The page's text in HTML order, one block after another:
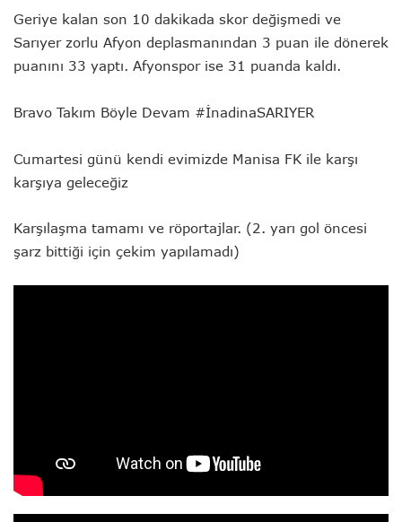
Geriye kalan son 10 dakikada skor değişmedi ve
Sarıyer zorlu Afyon deplasmanından 3 puan ile dönerek
puanını 33 yaptı. Afyonspor ise 31 puanda kaldı.
Bravo Takım Böyle Devam #İnadinaSARIYER
Cumartesi günü kendi evimizde Manisa FK ile karşı
karşıya geleceğiz
Karşılaşma tamamı ve röportajlar. (2. yarı gol öncesi
şarz bittiği için çekim yapılamadı)